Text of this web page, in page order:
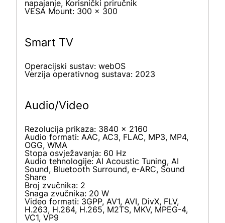
napajanje, Korisnički priručnik
VESA Mount: 300 x 300
Smart TV
Operacijski sustav: webOS
Verzija operativnog sustava: 2023
Audio/Video
Rezolucija prikaza: 3840 x 2160
Audio formati: AAC, AC3, FLAC, MP3, MP4,
OGG, WMA
Stopa osvježavanja: 60 Hz
Audio tehnologije: AI Acoustic Tuning, AI
Sound, Bluetooth Surround, e-ARC, Sound
Share
Broj zvučnika: 2
Snaga zvučnika: 20 W
Video formati: 3GPP, AV1, AVI, DivX, FLV,
H.263, H.264, H.265, M2TS, MKV, MPEG-4,
VC1, VP9